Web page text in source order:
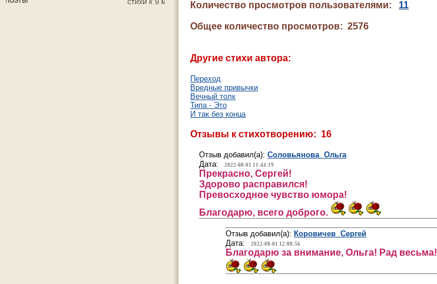
Количество просмотров пользователями: 11
Общее количество просмотров: 2576
Другие стихи автора:
Переход
Вредные привычки
Вечный толк
Типа - Это
И так без конца
Отзывы к стихотворению: 16
Отзыв добавил(а): Соловьянова Ольга
Дата:
2022-08-01 11:44:19
Прекрасно, Сергей!
Здорово расправился!
Превосходное чувство юмора!
Благодарю, всего доброго.
Отзыв добавил(а): Коровичев Сергей
Дата:
2022-08-01 12:08:56
Благодарю за внимание, Ольга! Рад весьма!